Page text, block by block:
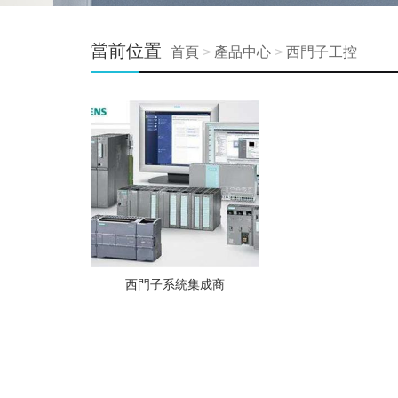
當前位置 首頁 > 產品中心 > 西門子工控
西門子系統集成商